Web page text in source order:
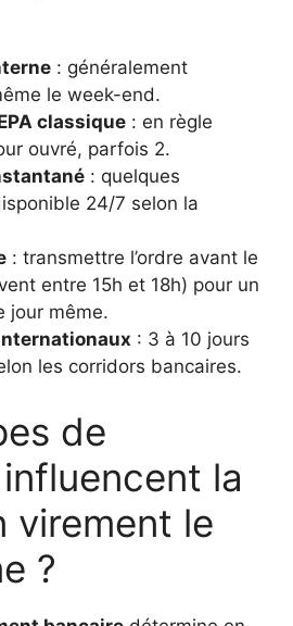
: généralement
le week-end.
classique : en règle
ouvré, parfois 2.
: quelques
24/7 selon la
: transmettre l’ordre avant le
entre 15h et 18h) pour un
jour même.
: 3 à 10 jours
les corridors bancaires.
de
la
virement le
?